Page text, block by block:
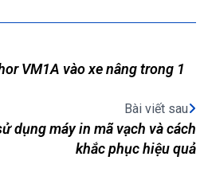
VM1A vào xe nâng trong 1
Bài viết sau
dụng máy in mã vạch và cách
khắc phục hiệu quả